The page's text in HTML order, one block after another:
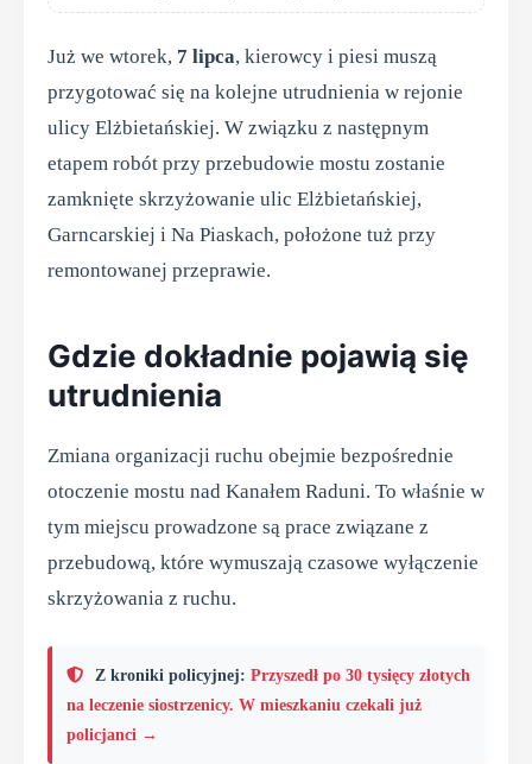
Już we wtorek, 7 lipca, kierowcy i piesi muszą
przygotować się na kolejne utrudnienia w rejonie
ulicy Elżbietańskiej. W związku z następnym
etapem robót przy przebudowie mostu zostanie
zamknięte skrzyżowanie ulic Elżbietańskiej,
Garncarskiej i Na Piaskach, położone tuż przy
remontowanej przeprawie.
Gdzie dokładnie pojawią się
utrudnienia
Zmiana organizacji ruchu obejmie bezpośrednie
otoczenie mostu nad Kanałem Raduni. To właśnie w
tym miejscu prowadzone są prace związane z
przebudową, które wymuszają czasowe wyłączenie
skrzyżowania z ruchu.
Z kroniki policyjnej: Przyszedł po 30 tysięcy złotych
na leczenie siostrzenicy. W mieszkaniu czekali już
policjanci →